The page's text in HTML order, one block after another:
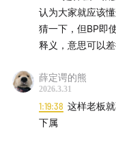
「过去大家都是
有没有可能在中
时间线
认为大家就应该
猜一下，但BP即
释义，意思可以差
薛定谔的熊
2026.3.31
1:19:38 这样老板
下属